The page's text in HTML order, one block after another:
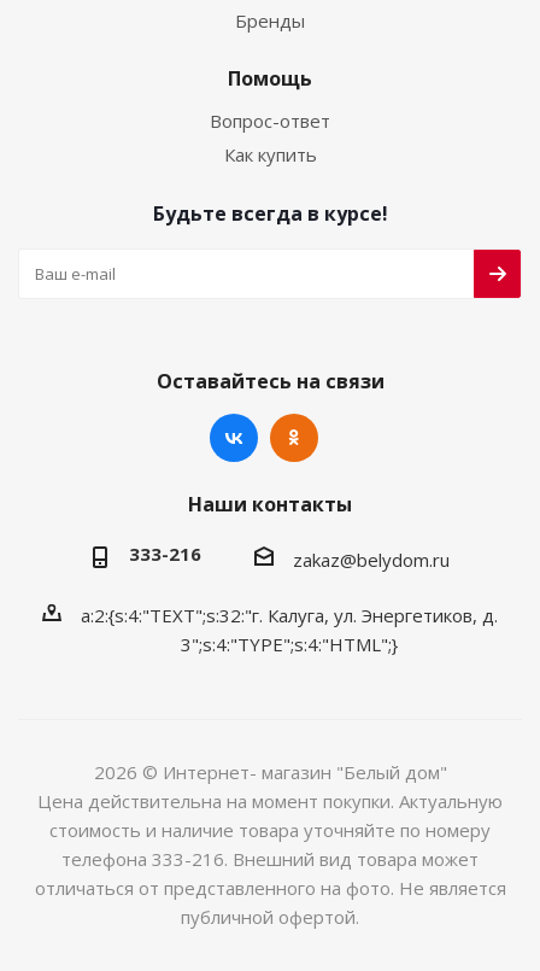
Бренды
Помощь
Вопрос-ответ
Как купить
Будьте всегда в курсе!
Оставайтесь на связи
Наши контакты
333-216 zakaz@belydom.ru
a:2:{s:4:"TEXT";s:32:"г. Калуга, ул. Энергетиков, д.
3";s:4:"TYPE";s:4:"HTML";}
2026 © Интернет- магазин "Белый дом"
Цена действительна на момент покупки. Актуальную
стоимость и наличие товара уточняйте по номеру
телефона 333-216. Внешний вид товара может
отличаться от представленного на фото. Не является
публичной офертой.